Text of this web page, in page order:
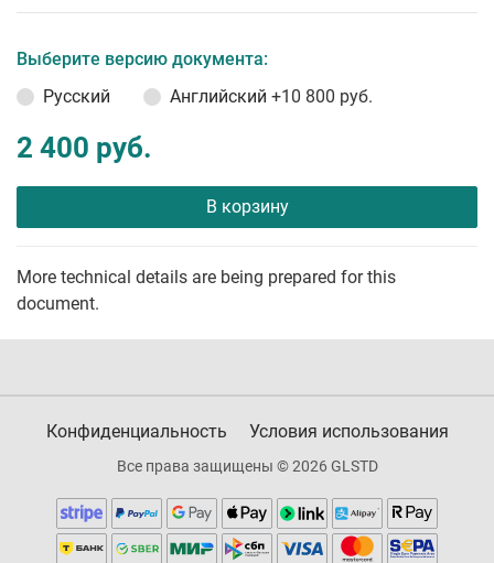
Выберите версию документа:
Русский
Английский +10 800 руб.
2 400 руб.
В корзину
More technical details are being prepared for this
document.
Конфиденциальность Условия использования
Все права защищены © 2026 GLSTD